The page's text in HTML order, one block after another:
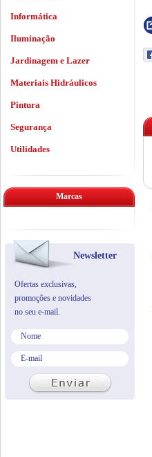
Informática
Iluminação
Jardinagem e Lazer
Materiais Hidráulicos
Pintura
Segurança
Utilidades
Marcas
Newsletter
Ofertas exclusivas,
promoções e novidades
no seu e-mail.